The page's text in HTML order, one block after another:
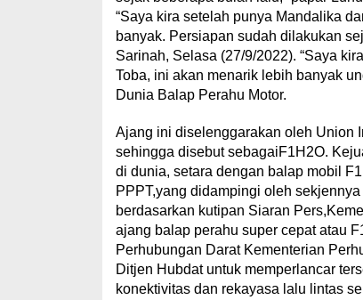
“Saya kira setelah punya Mandalika
banyak. Persiapan sudah dilakukan
Sarinah, Selasa (27/9/2022). “Saya
Toba, ini akan menarik lebih banyak
Dunia Balap Perahu Motor.
Ajang ini diselenggarakan oleh Union
sehingga disebut sebagaiF1H2O.
di dunia, setara dengan balap mobil
PPPT,yang didampingi oleh
berdasarkan kutipan Siaran
ajang balap perahu super cepat atau
Perhubungan Darat Kementerian
Ditjen Hubdat untuk memperlancar
konektivitas dan rekayasa lalu lintas